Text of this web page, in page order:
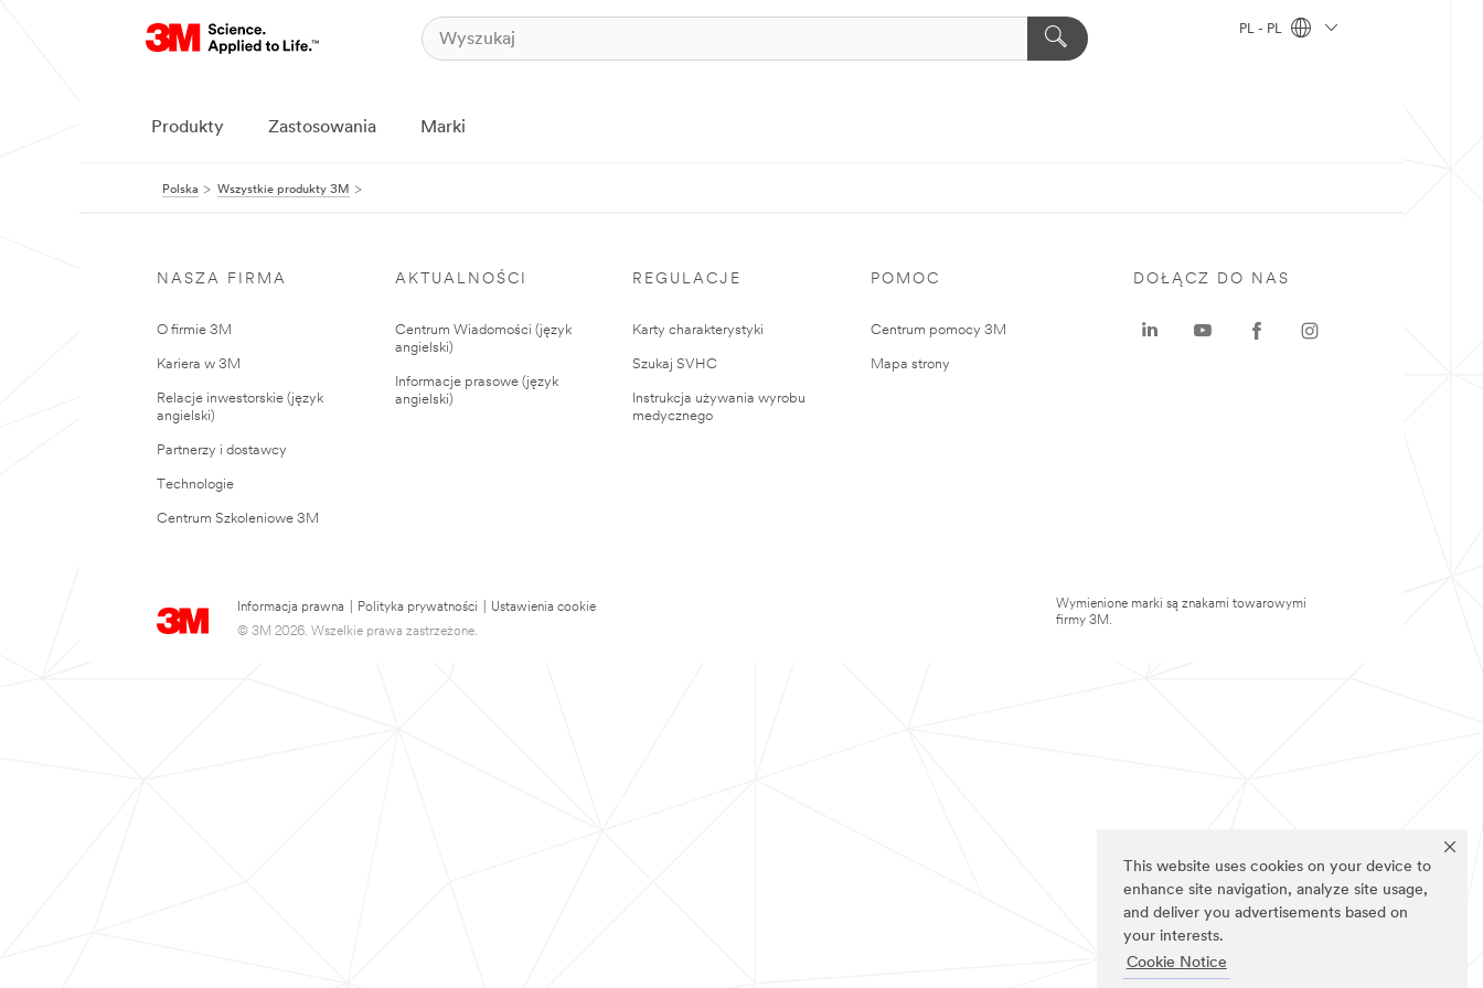
This website uses cookies on your device to
enhance site navigation, analyze site usage,
and deliver you advertisements based on
your interests.
Cookie Notice
PL - PL
Produkty Zastosowania Marki
Polska Wszystkie produkty 3M
NASZA FIRMA
O firmie 3M
Kariera w 3M
Relacje inwestorskie (język
angielski)
Partnerzy i dostawcy
Technologie
Centrum Szkoleniowe 3M
AKTUALNOŚCI
Centrum Wiadomości (język
angielski)
Informacje prasowe (język
angielski)
REGULACJE
Karty charakterystyki
Szukaj SVHC
Instrukcja używania wyrobu
medycznego
POMOC
Centrum pomocy 3M
Mapa strony
Informacja prawna Polityka prywatności
Ustawienia cookie
© 3M 2026. Wszelkie prawa zastrzeżone.
DOŁĄCZ DO NAS
Wymienione marki są znakami towarowymi
firmy 3M.